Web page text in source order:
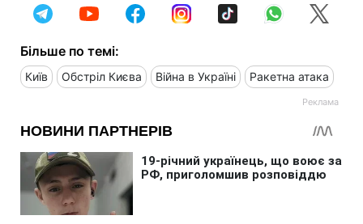
Більше по темі:
Київ Обстріл Києва Війна в Україні Ракетна атака